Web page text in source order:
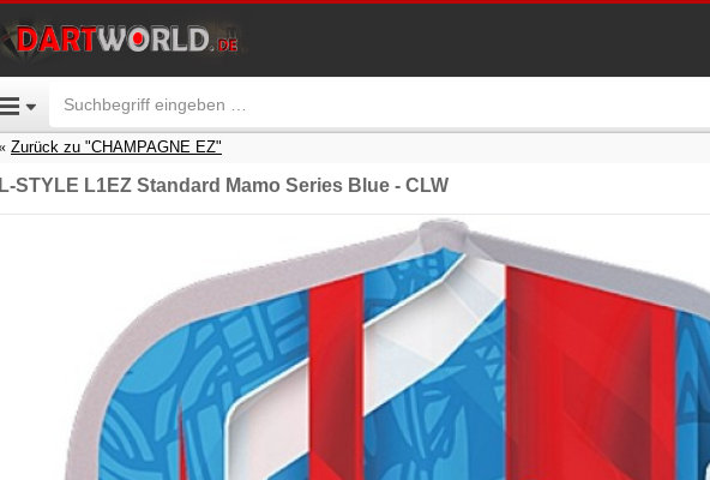
Zurück zu "CHAMPAGNE EZ"
L-STYLE L1EZ Standard Mamo Series Blue - CLW